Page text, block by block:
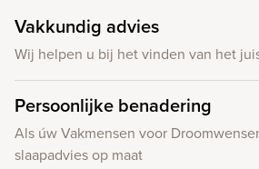
Vakkundig advies
Wij helpen u bij het vinden van het
Persoonlijke benadering
Als úw Vakmensen voor
slaapadvies op maat